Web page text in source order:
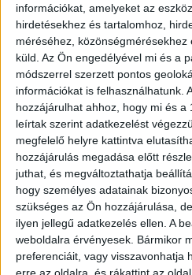
információkat, amelyeket az
hirdetésekhez és tartalomhoz,
méréséhez,
küld. Az Ön engedélyével mi és a
módszerrel szerzett pontos
információkat is felhasználhatunk.
hozzájárulhat ahhoz, hogy mi és a
leírtak szerint adatkezelést
megfelelő helyre kattintva
hozzájárulás megadása előtt
juthat, és megváltoztathatja
hogy személyes adatainak
szükséges az Ön hozzájárulása,
ilyen jellegű adatkezelés ellen. A
weboldalra érvényesek. Bármikor
preferenciáit, vagy visszavonhatja
Eladó Családi ház
Kemenessömjén
20 500 000 Ft
69 m2 szobák: 2